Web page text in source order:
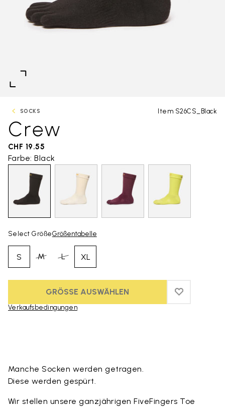
SOCKS Item S26CS_Black
Crew
CHF 19.55
Farbe: Black
Select GrößeGrößentabelle
S M L XL
GRÖSSE AUSWÄHLEN ADD TO
ADD TO
Verkaufsbedingungen
Manche Socken werden getragen.
Diese werden gespürt.
Wir stellen unsere ganzjährigen FiveFingers Toe